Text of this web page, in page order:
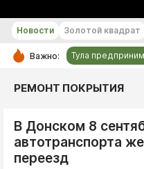
РУБРИКИ
Культура
Происшествия
Новости Золотой квадрат
Важно: Тула
РЕМОНТ ПОКРЫТИЯ
В Донском 8
автотранспорта
переезд